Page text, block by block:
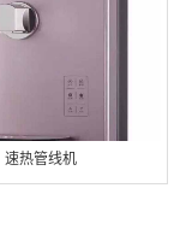
速热管线机